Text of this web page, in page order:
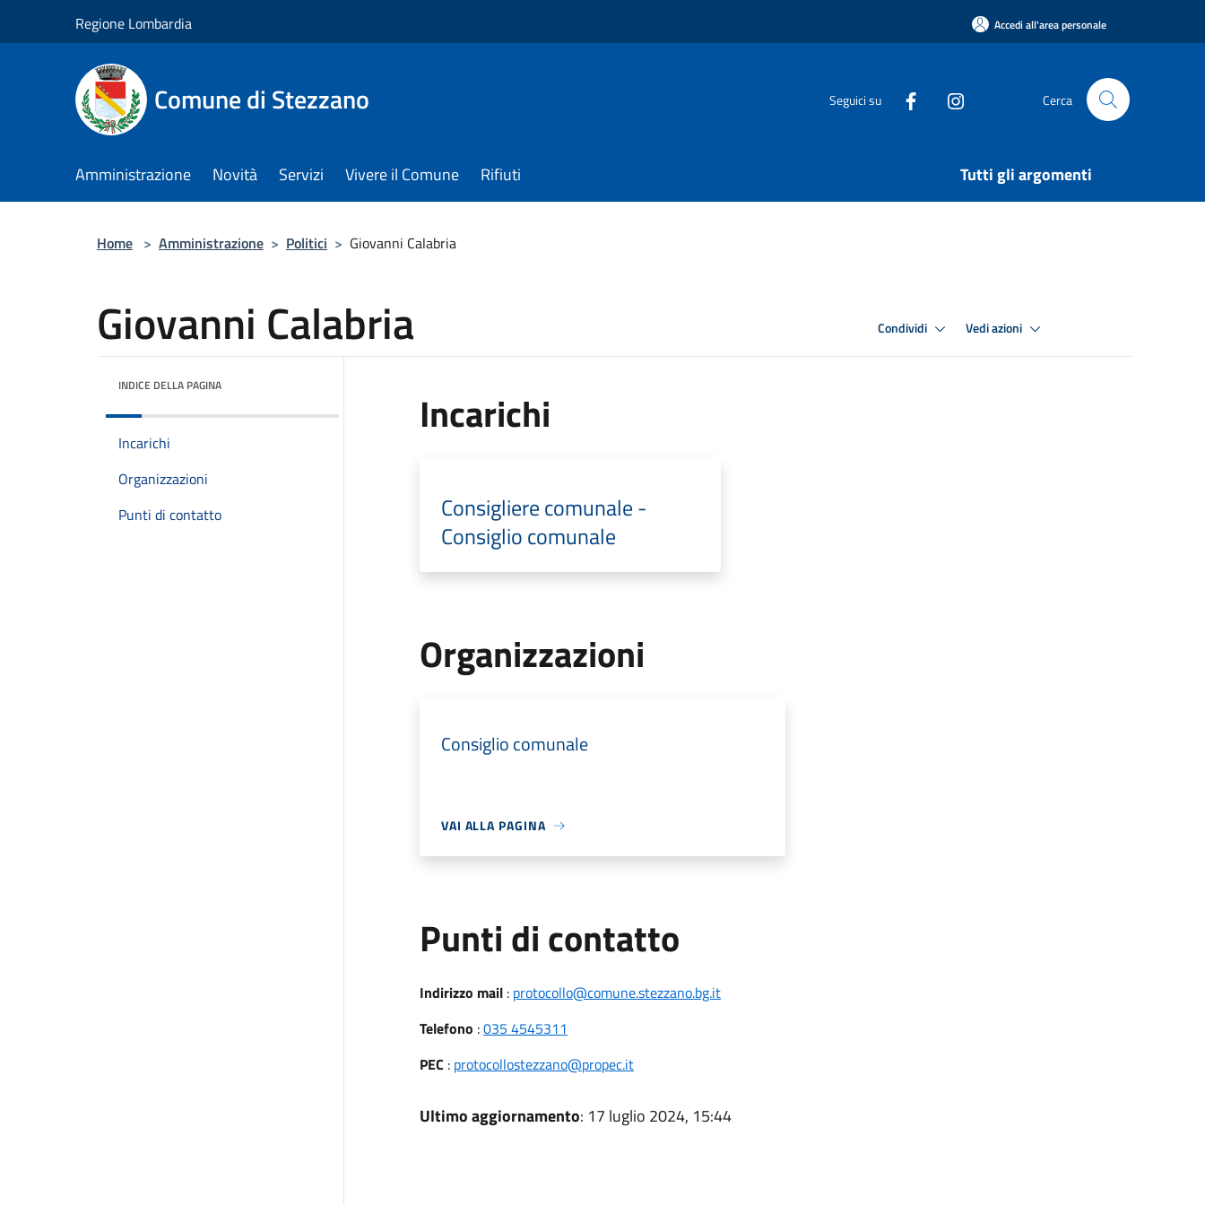
Regione Lombardia Accedi all'area personale
Comune di Stezzano Seguici su Cerca
Amministrazione Novità Servizi Vivere il Comune Rifiuti Tutti gli argomenti
Home > Amministrazione > Politici > Giovanni Calabria
Giovanni Calabria Condividi Vedi azioni
INDICE DELLA PAGINA
Incarichi
Organizzazioni
Punti di contatto
Incarichi
Consigliere comunale -
Consiglio comunale
Organizzazioni
Consiglio comunale
VAI ALLA PAGINA
Punti di contatto
Indirizzo mail: protocollo@comune.stezzano.bg.it
Telefono :035 4545311
PEC : protocollostezzano@propec.it
Ultimo aggiornamento: 17 luglio 2024, 15:44